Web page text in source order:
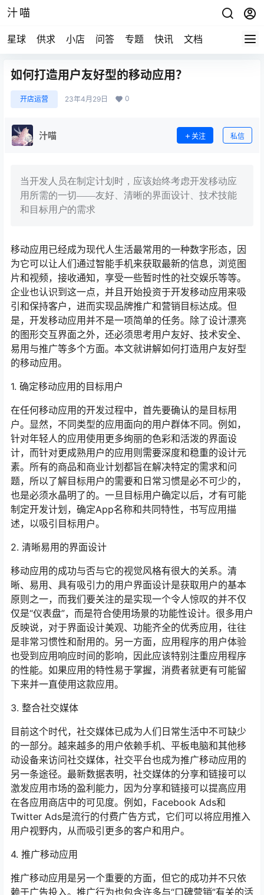
汁喵
星球 供求 小店 问答 专题 快讯 文档
如何打造用户友好型的移动应用？
开店运营 23年4月29日 0
汁喵 关注 私信
当开发人员在制定计划时，应该始终考虑开发移动应
用所需的一切——友好、清晰的界面设计、技术技能
和目标用户的需求
移动应用已经成为现代人生活最常用的一种数字形态，因
为它可以让人们通过智能手机来获取最新的信息，浏览图
片和视频，接收通知，享受一些暂时性的社交娱乐等等。
企业也认识到这一点，并且开始投资于开发移动应用来吸
引和保持客户，进而实现品牌推广和营销目标达成。但
是，开发移动应用并不是一项简单的任务。除了设计漂亮
的图形交互界面之外，还必须思考用户友好、技术安全、
易用与推广等多个方面。本文就讲解如何打造用户友好型
的移动应用。
1. 确定移动应用的目标用户
在任何移动应用的开发过程中，首先要确认的是目标用
户。显然，不同类型的应用面向的用户群体不同。例如，
针对年轻人的应用使用更多绚丽的色彩和活泼的界面设
计，而针对更成熟用户的应用则需要深度和稳重的设计元
素。所有的商品和商业计划都旨在解决特定的需求和问
题，所以了解目标用户的需要和日常习惯是必不可少的，
也是必须水晶明了的。一旦目标用户确定以后，才有可能
制定开发计划，确定App名称和共同特性，书写应用描
述，以吸引目标用户。
2. 清晰易用的界面设计
移动应用的成功与否与它的视觉风格有很大的关系。清
晰、易用、具有吸引力的用户界面设计是获取用户的基本
原则之一，而我们要关注的是实现一个令人惊叹的并不仅
仅是“仪表盘”，而是符合使用场景的功能性设计。很多用户
反映说，对于界面设计美观、功能齐全的优秀应用，往往
是非常习惯性和耐用的。另一方面，应用程序的用户体验
也受到应用响应时间的影响，因此应该特别注重应用程序
的性能。如果应用的特性易于掌握，消费者就更有可能留
下来并一直使用这款应用。
3. 整合社交媒体
目前这个时代，社交媒体已成为人们日常生活中不可缺少
的一部分。越来越多的用户依赖手机、平板电脑和其他移
动设备来访问社交媒体，社交平台也成为推广移动应用的
另一条途径。最新数据表明，社交媒体的分享和链接可以
激发应用市场的盈利能力，因为分享和链接可以提高应用
在各应用商店中的可见度。例如，Facebook Ads和
Twitter Ads是流行的付费广告方式，它们可以将应用推入
用户视野内，从而吸引更多的客户和用户。
4. 推广移动应用
推广移动应用是另一个重要的方面，但它的成功并不只依
赖于广告投入。推广行为也包含许多与“口碑营销”有关的活